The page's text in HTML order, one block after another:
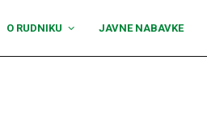
O RUDNIKU JAVNE NABAVKE